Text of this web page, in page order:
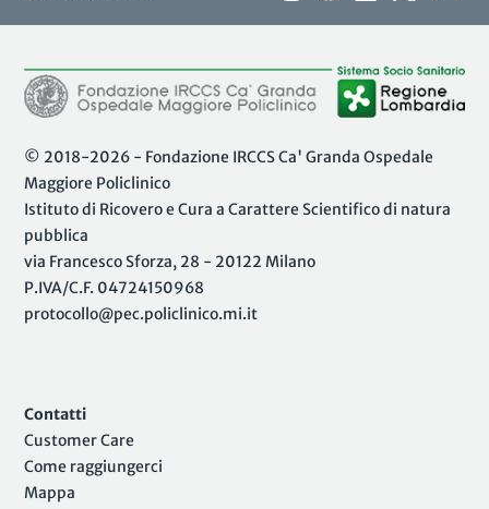
© 2018-2026 - Fondazione IRCCS Ca' Granda Ospedale
Maggiore Policlinico
Istituto di Ricovero e Cura a Carattere Scientifico di natura
pubblica
via Francesco Sforza, 28 - 20122 Milano
P.IVA/C.F. 04724150968
protocollo@pec.policlinico.mi.it
Contatti
Customer Care
Come raggiungerci
Mappa